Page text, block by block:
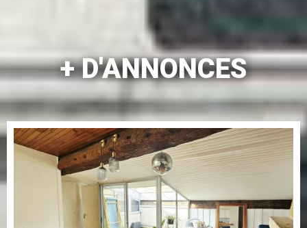
+ D'ANNONCES